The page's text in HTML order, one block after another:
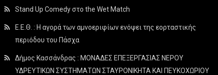
Stand Up Comedy στο the Wet Match
Ε.Ε.Θ. : Η αγορά των αμνοεριφίων ενόψει της εορταστικής
περιόδου του Πάσχα
Δήμος Κασσάνδρας : ΜΟΝΑΔΕΣ ΕΠΕΞΕΡΓΑΣΙΑΣ ΝΕΡΟΥ
ΥΔΡΕΥΤΙΚΩΝ ΣΥΣΤΗΜΑΤΩΝ ΣΤΑΥΡΟΝΙΚΗΤΑ ΚΑΙ ΠΕΥΚΟΧΩΡΙΟΥ